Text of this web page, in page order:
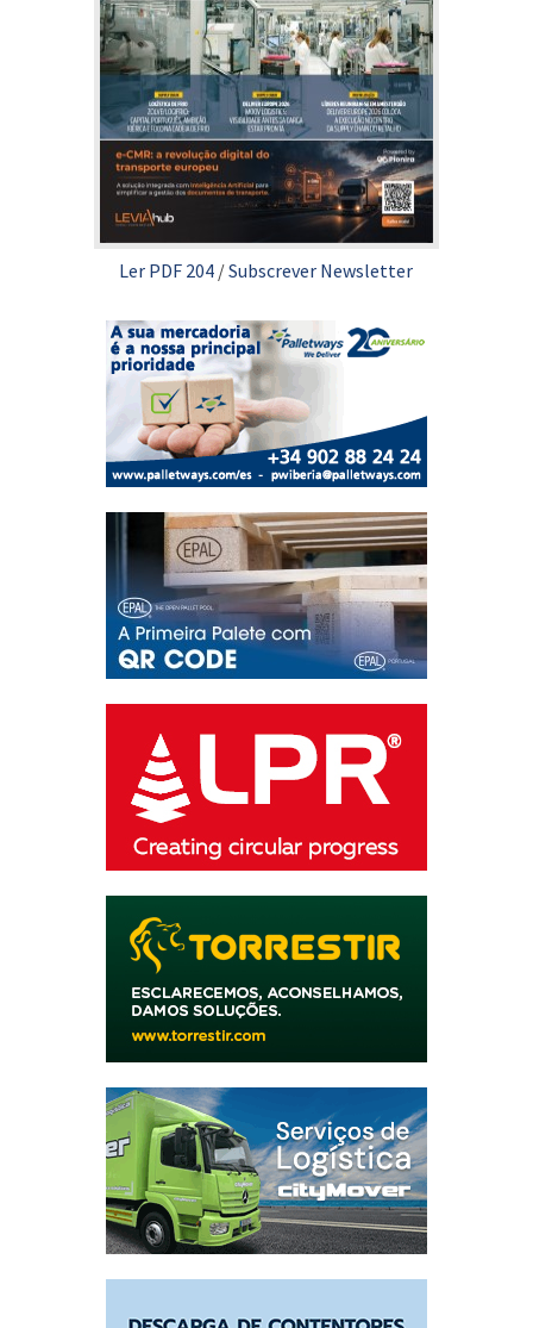
Ler PDF 204 /Subscrever Newsletter